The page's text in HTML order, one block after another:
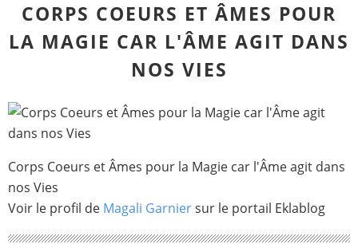
CORPS COEURS ET ÂMES POUR
LA MAGIE CAR L'ÂME AGIT DANS
NOS VIES
Corps Coeurs et Âmes pour la Magie car l'Âme agit dans
nos Vies
Voir le profil de Magali Garniersur le portail Eklablog